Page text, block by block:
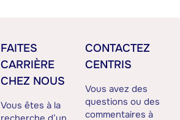
FAITES
CARRIÈRE
CHEZ NOUS
Vous êtes à la
CONTACTEZ
CENTRIS
Vous avez des
questions ou des
commentaires à